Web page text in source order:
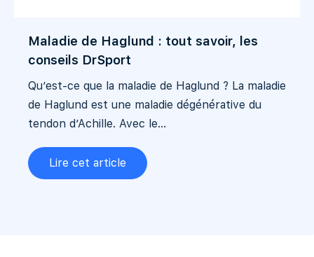
Maladie de Haglund : tout savoir, les
conseils DrSport
Qu’est-ce que la maladie de Haglund ? La maladie
de Haglund est une maladie dégénérative du
tendon d’Achille. Avec le...
Lire cet article